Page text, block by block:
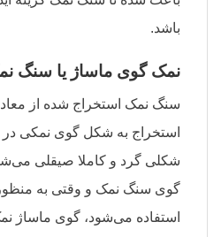
باشد.
نمک گوی ماساژ یا سنگ
سنگ نمک استخراج شده از
استخراج به شکل گوی نمکی در
شکلی گرد و کاملا صیقلی
گوی سنگ نمک و وقتی به منظور
استفاده می‌شود، گوی ماساژ